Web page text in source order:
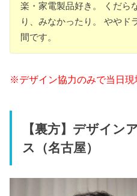
楽・家電製品好き。 くだら
り、みなかったり。 ややド
間です。
※デザイン協力のみで当日現
【裏方】デザイン
ス（名古屋）